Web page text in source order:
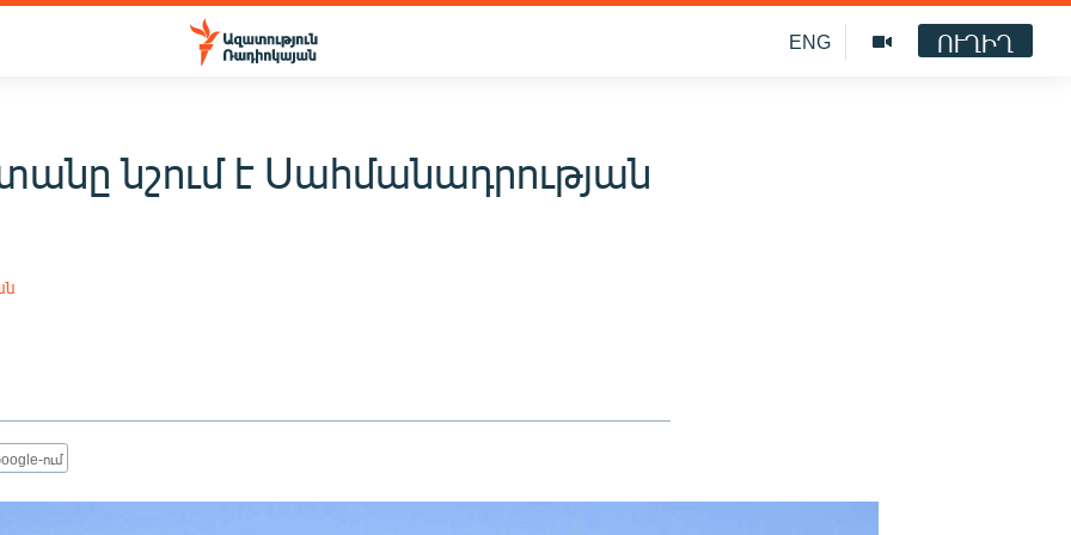
ENG ՈՒՂԻՂ
նշում է Սահմանադրության
ում